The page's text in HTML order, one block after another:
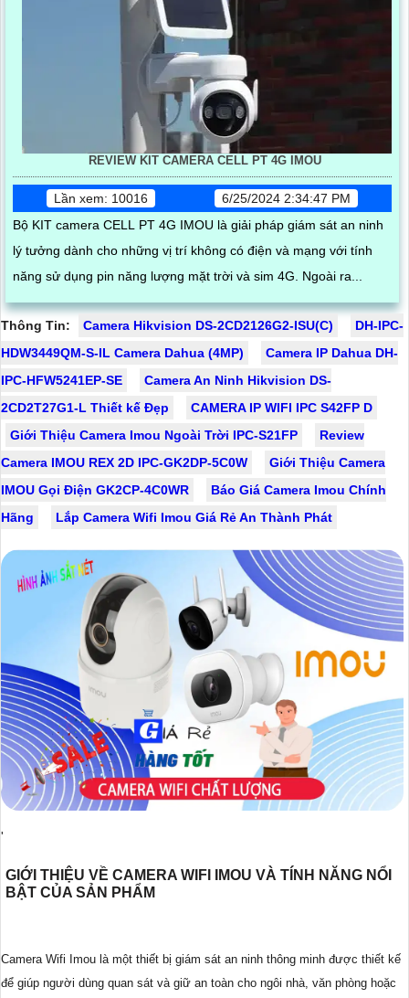
REVIEW KIT CAMERA CELL PT 4G IMOU
Lần xem: 10016
6/25/2024 2:34:47 PM
Bộ KIT camera CELL PT 4G IMOU là giải pháp giám sát an ninh
lý tưởng dành cho những vị trí không có điện và mạng với tính
năng sử dụng pin năng lượng mặt trời và sim 4G. Ngoài ra...
Thông Tin: Camera Hikvision DS-2CD2126G2-ISU(C)
DH-IPC-
HDW3449QM-S-IL Camera Dahua (4MP)
Camera IP Dahua DH-
IPC-HFW5241EP-SE
Camera An Ninh Hikvision DS-
2CD2T27G1-L Thiết kế Đẹp
CAMERA IP WIFI IPC S42FP D
Giới Thiệu Camera Imou Ngoài Trời IPC-S21FP
Review
Camera IMOU REX 2D IPC-GK2DP-5C0W
Giới Thiệu Camera
IMOU Gọi Điện GK2CP-4C0WR
Báo Giá Camera Imou Chính
Hãng
Lắp Camera Wifi Imou Giá Rẻ An Thành Phát
'
GIỚI THIỆU VỀ CAMERA WIFI IMOU VÀ TÍNH NĂNG NỔI
BẬT CỦA SẢN PHẨM
Camera Wifi Imou là một thiết bị giám sát an ninh thông minh được thiết kế
để giúp người dùng quan sát và giữ an toàn cho ngôi nhà, văn phòng hoặc